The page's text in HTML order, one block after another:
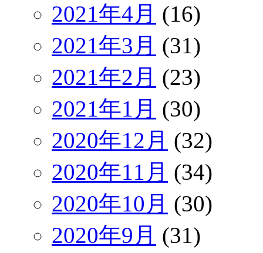
2021年4月 (16)
2021年3月 (31)
2021年2月 (23)
2021年1月 (30)
2020年12月 (32)
2020年11月 (34)
2020年10月 (30)
2020年9月 (31)